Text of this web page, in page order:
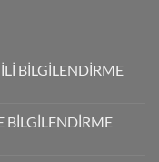
BİLGİLENDİRME
BİLGİLENDİRME